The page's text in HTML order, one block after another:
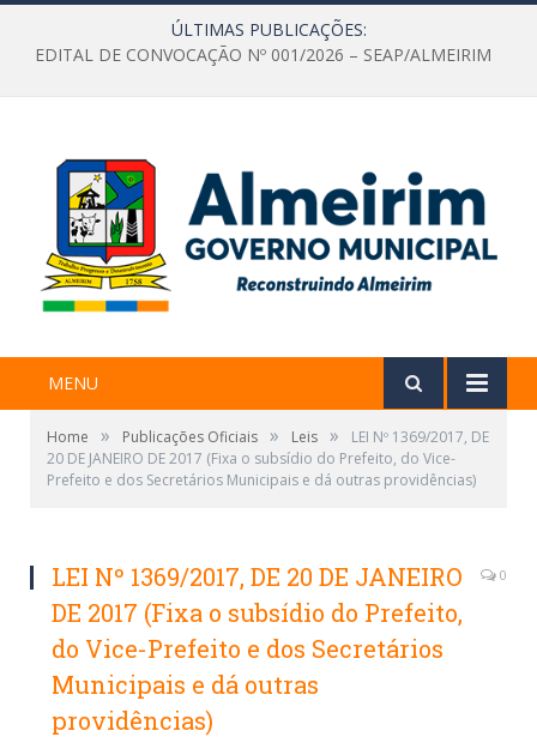
ÚLTIMAS PUBLICAÇÕES:
EDITAL DE CONVOCAÇÃO Nº 001/2026 – SEAP/ALMEIRIM
MENU
Home » Publicações Oficiais » Leis »
LEI Nº 1369/2017, DE
20 DE JANEIRO DE 2017 (Fixa o subsídio do Prefeito, do Vice-
Prefeito e dos Secretários Municipais e dá outras providências)
LEI Nº 1369/2017, DE 20 DE JANEIRO
DE 2017 (Fixa o subsídio do Prefeito,
do Vice-Prefeito e dos Secretários
Municipais e dá outras
providências)
0